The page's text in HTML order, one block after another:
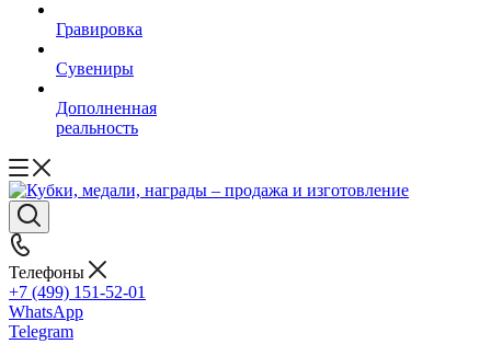
Гравировка
Сувениры
Дополненная
реальность
Телефоны
+7 (499) 151-52-01
WhatsApp
Telegram